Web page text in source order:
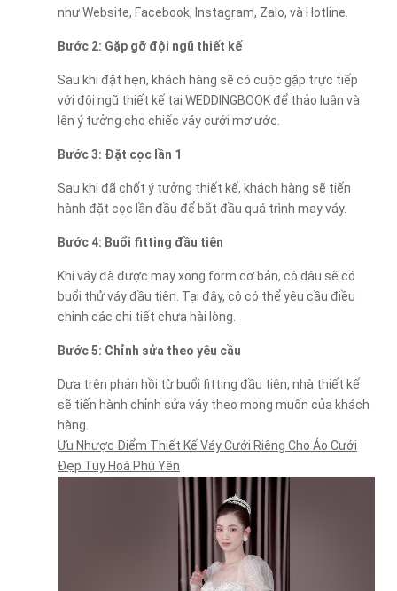
như Website, Facebook, Instagram, Zalo, và Hotline.
Bước 2: Gặp gỡ đội ngũ thiết kế
Sau khi đặt hẹn, khách hàng sẽ có cuộc gặp trực tiếp
với đội ngũ thiết kế tại WEDDINGBOOK để thảo luận và
lên ý tưởng cho chiếc váy cưới mơ ước.
Bước 3: Đặt cọc lần 1
Sau khi đã chốt ý tưởng thiết kế, khách hàng sẽ tiến
hành đặt cọc lần đầu để bắt đầu quá trình may váy.
Bước 4: Buổi fitting đầu tiên
Khi váy đã được may xong form cơ bản, cô dâu sẽ có
buổi thử váy đầu tiên. Tại đây, cô có thể yêu cầu điều
chỉnh các chi tiết chưa hài lòng.
Bước 5: Chỉnh sửa theo yêu cầu
Dựa trên phản hồi từ buổi fitting đầu tiên, nhà thiết kế
sẽ tiến hành chỉnh sửa váy theo mong muốn của khách
hàng.
Ưu Nhược Điểm Thiết Kế Váy Cưới Riêng Cho Áo Cưới
Đẹp Tuy Hoà Phú Yên